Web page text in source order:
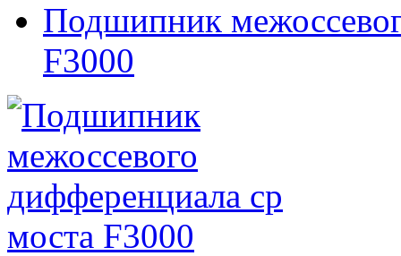
Подшипник
F3000